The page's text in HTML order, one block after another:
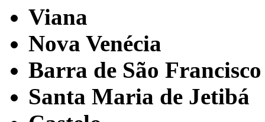
Viana
Nova Venécia
Barra de São Francisco
Santa Maria de Jetibá